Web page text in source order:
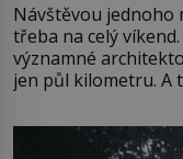
Návštěvou jednoho
třeba na celý
významné
jen půl kilometru. A
Boskovice na okraji
ve13. století, a už v